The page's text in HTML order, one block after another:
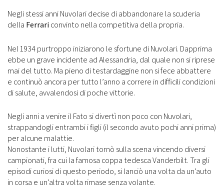
Negli stessi anni Nuvolari decise di abbandonare la scuderia
della Ferrariconvinto nella competitiva della propria.
Nel 1934 purtroppo iniziarono le sfortune di Nuvolari. Dapprima
ebbe un grave incidente ad Alessandria, dal quale non si riprese
mai del tutto. Ma pieno di testardaggine non si fece abbattere
e continuò ancora per tutto l’anno a correre in difficili condizioni
di salute, avvalendosi di poche vittorie.
Negli anni a venire il Fato si divertì non poco con Nuvolari,
strappandogli entrambi i figli (il secondo avuto pochi anni prima)
per alcune malattie.
Nonostante i lutti, Nuvolari tornò sulla scena vincendo diversi
campionati, fra cui la famosa coppa tedesca Vanderbilt. Tra gli
episodi curiosi di questo periodo, si lanciò una volta da un’auto
in corsa e un’altra volta rimase senza volante.